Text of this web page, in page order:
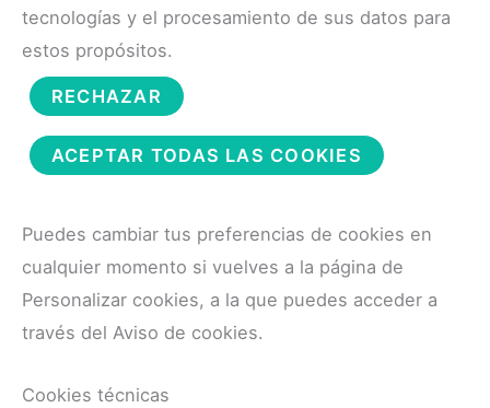
tecnologías y el procesamiento de sus datos para
estos propósitos.
RECHAZAR
ACEPTAR TODAS LAS COOKIES
Puedes cambiar tus preferencias de cookies en
cualquier momento si vuelves a la página de
Personalizar cookies, a la que puedes acceder a
través del Aviso de cookies.
Cookies técnicas